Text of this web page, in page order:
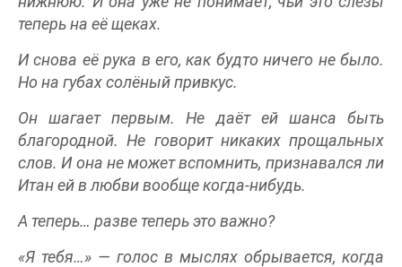
теперь на её щеках.
И снова её рука в его, как будто ничего не было.
Но на губах солёный привкус.
Он шагает первым. Не даёт ей шанса быть
благородной. Не говорит никаких прощальных
слов. И она не может вспомнить, признавался ли
Итан ей в любви вообще когда-нибудь.
А теперь… разве теперь это важно?
«Я тебя…» — голос в мыслях обрывается, когда